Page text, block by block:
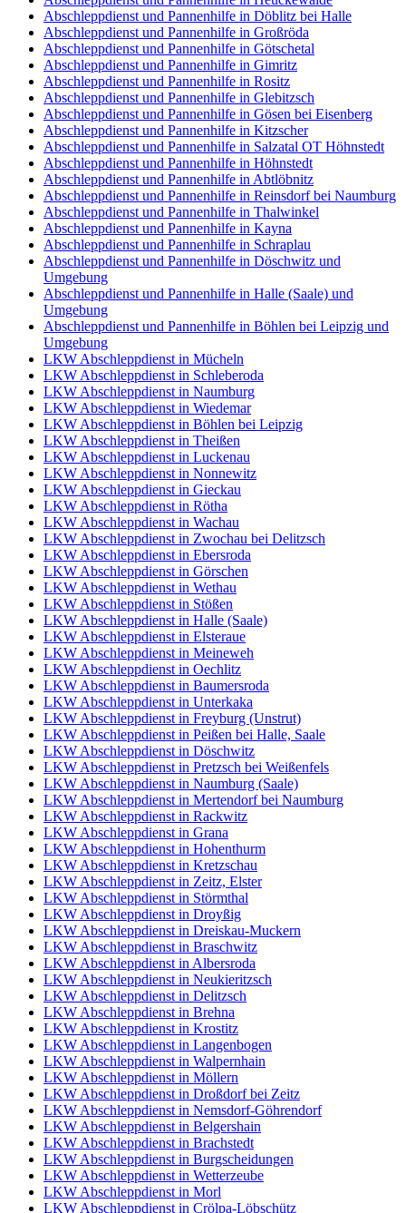
Abschleppdienst und Pannenhilfe in Döblitz bei Halle
Abschleppdienst und Pannenhilfe in Großröda
Abschleppdienst und Pannenhilfe in Götschetal
Abschleppdienst und Pannenhilfe in Gimritz
Abschleppdienst und Pannenhilfe in Rositz
Abschleppdienst und Pannenhilfe in Glebitzsch
Abschleppdienst und Pannenhilfe in Gösen bei Eisenberg
Abschleppdienst und Pannenhilfe in Kitzscher
Abschleppdienst und Pannenhilfe in Salzatal OT Höhnstedt
Abschleppdienst und Pannenhilfe in Höhnstedt
Abschleppdienst und Pannenhilfe in Abtlöbnitz
Abschleppdienst und Pannenhilfe in Reinsdorf bei Naumburg
Abschleppdienst und Pannenhilfe in Thalwinkel
Abschleppdienst und Pannenhilfe in Kayna
Abschleppdienst und Pannenhilfe in Schraplau
Abschleppdienst und Pannenhilfe in Döschwitz und
Umgebung
Abschleppdienst und Pannenhilfe in Halle (Saale) und
Umgebung
Abschleppdienst und Pannenhilfe in Böhlen bei Leipzig und
Umgebung
LKW Abschleppdienst in Mücheln
LKW Abschleppdienst in Schleberoda
LKW Abschleppdienst in Naumburg
LKW Abschleppdienst in Wiedemar
LKW Abschleppdienst in Böhlen bei Leipzig
LKW Abschleppdienst in Theißen
LKW Abschleppdienst in Luckenau
LKW Abschleppdienst in Nonnewitz
LKW Abschleppdienst in Gieckau
LKW Abschleppdienst in Rötha
LKW Abschleppdienst in Wachau
LKW Abschleppdienst in Zwochau bei Delitzsch
LKW Abschleppdienst in Ebersroda
LKW Abschleppdienst in Görschen
LKW Abschleppdienst in Wethau
LKW Abschleppdienst in Stößen
LKW Abschleppdienst in Halle (Saale)
LKW Abschleppdienst in Elsteraue
LKW Abschleppdienst in Meineweh
LKW Abschleppdienst in Oechlitz
LKW Abschleppdienst in Baumersroda
LKW Abschleppdienst in Unterkaka
LKW Abschleppdienst in Freyburg (Unstrut)
LKW Abschleppdienst in Peißen bei Halle, Saale
LKW Abschleppdienst in Döschwitz
LKW Abschleppdienst in Pretzsch bei Weißenfels
LKW Abschleppdienst in Naumburg (Saale)
LKW Abschleppdienst in Mertendorf bei Naumburg
LKW Abschleppdienst in Rackwitz
LKW Abschleppdienst in Grana
LKW Abschleppdienst in Hohenthurm
LKW Abschleppdienst in Kretzschau
LKW Abschleppdienst in Zeitz, Elster
LKW Abschleppdienst in Störmthal
LKW Abschleppdienst in Droyßig
LKW Abschleppdienst in Dreiskau-Muckern
LKW Abschleppdienst in Braschwitz
LKW Abschleppdienst in Albersroda
LKW Abschleppdienst in Neukieritzsch
LKW Abschleppdienst in Delitzsch
LKW Abschleppdienst in Brehna
LKW Abschleppdienst in Krostitz
LKW Abschleppdienst in Langenbogen
LKW Abschleppdienst in Walpernhain
LKW Abschleppdienst in Möllern
LKW Abschleppdienst in Droßdorf bei Zeitz
LKW Abschleppdienst in Nemsdorf-Göhrendorf
LKW Abschleppdienst in Belgershain
LKW Abschleppdienst in Brachstedt
LKW Abschleppdienst in Burgscheidungen
LKW Abschleppdienst in Wetterzeube
LKW Abschleppdienst in Morl
LKW Abschleppdienst in Crölpa-Löbschütz